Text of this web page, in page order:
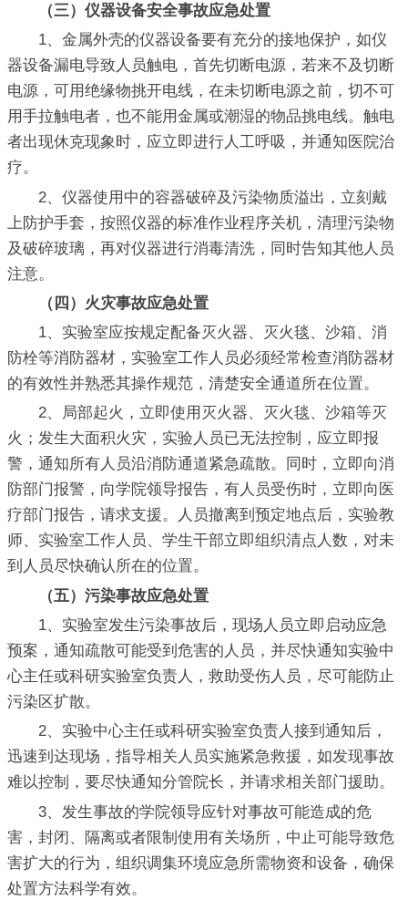
（三）仪器设备安全事故应急处置
1、金属外壳的仪器设备要有充分的接地保护，如仪
器设备漏电导致人员触电，首先切断电源，若来不及切断
电源，可用绝缘物挑开电线，在未切断电源之前，切不可
用手拉触电者，也不能用金属或潮湿的物品挑电线。触电
者出现休克现象时，应立即进行人工呼吸，并通知医院治
疗。
2、仪器使用中的容器破碎及污染物质溢出，立刻戴
上防护手套，按照仪器的标准作业程序关机，清理污染物
及破碎玻璃，再对仪器进行消毒清洗，同时告知其他人员
注意。
（四）火灾事故应急处置
1、实验室应按规定配备灭火器、灭火毯、沙箱、消
防栓等消防器材，实验室工作人员必须经常检查消防器材
的有效性并熟悉其操作规范，清楚安全通道所在位置。
2、局部起火，立即使用灭火器、灭火毯、沙箱等灭
火；发生大面积火灾，实验人员已无法控制，应立即报
警，通知所有人员沿消防通道紧急疏散。同时，立即向消
防部门报警，向学院领导报告，有人员受伤时，立即向医
疗部门报告，请求支援。人员撤离到预定地点后，实验教
师、实验室工作人员、学生干部立即组织清点人数，对未
到人员尽快确认所在的位置。
（五）污染事故应急处置
1、实验室发生污染事故后，现场人员立即启动应急
预案，通知疏散可能受到危害的人员，并尽快通知实验中
心主任或科研实验室负责人，救助受伤人员，尽可能防止
污染区扩散。
2、实验中心主任或科研实验室负责人接到通知后，
迅速到达现场，指导相关人员实施紧急救援，如发现事故
难以控制，要尽快通知分管院长，并请求相关部门援助。
3、发生事故的学院领导应针对事故可能造成的危
害，封闭、隔离或者限制使用有关场所，中止可能导致危
害扩大的行为，组织调集环境应急所需物资和设备，确保
处置方法科学有效。